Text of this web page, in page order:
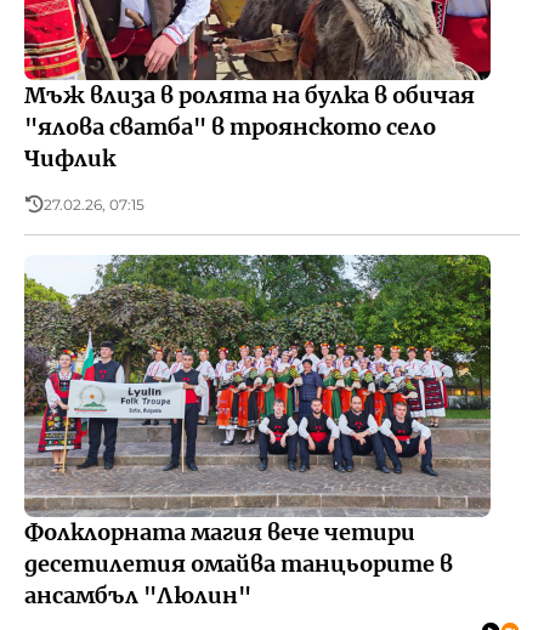
Мъж влиза в ролята на булка в обичая
"ялова сватба" в троянското село
Чифлик
27.02.26, 07:15
Фолклорната магия вече четири
десетилетия омайва танцьорите в
ансамбъл "Люлин"